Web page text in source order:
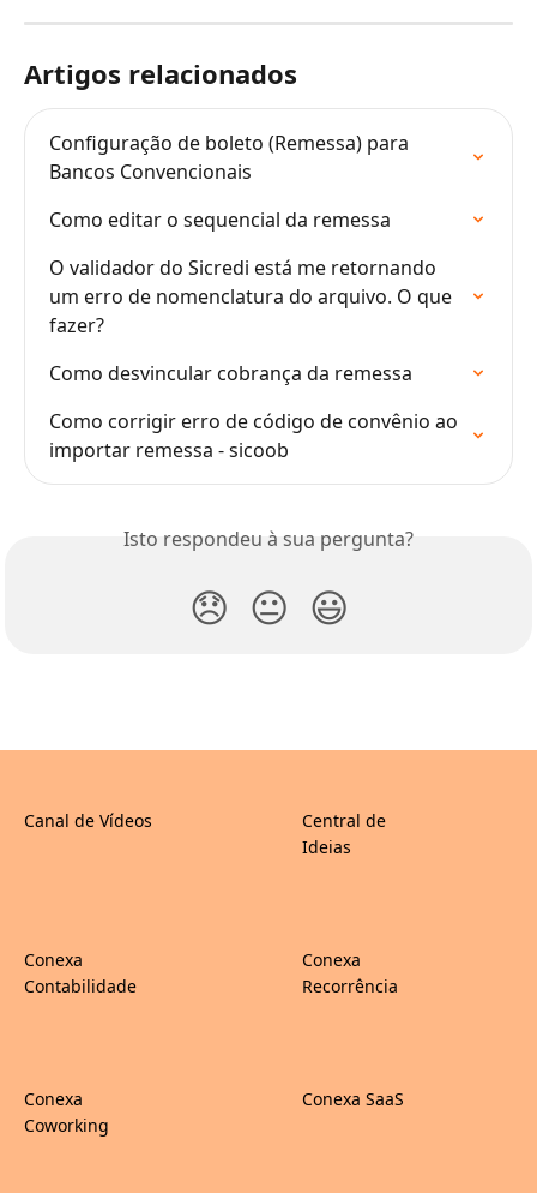
Artigos relacionados
Configuração de boleto (Remessa) para
Bancos Convencionais
Como editar o sequencial da remessa
O validador do Sicredi está me retornando
um erro de nomenclatura do arquivo. O que
fazer?
Como desvincular cobrança da remessa
Como corrigir erro de código de convênio ao
importar remessa - sicoob
Isto respondeu à sua pergunta?
😞 😐 😃
Canal de Vídeos
Central de
Ideias
Conexa
Contabilidade
Conexa
Recorrência
Conexa
Coworking
Conexa SaaS